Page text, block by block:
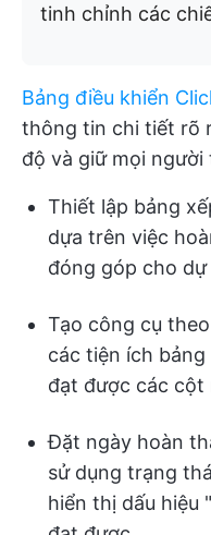
tinh chỉnh các
Bảng điều khiển
thông tin chi tiết rõ
độ và giữ mọi
Thiết lập bảng
dựa trên việc
đóng góp cho dự
Tạo công cụ
các tiện ích
đạt được các cột
Đặt ngày hoàn
sử dụng trạng
hiển thị dấu hiệu